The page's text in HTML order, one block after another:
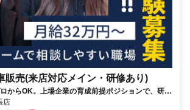
販売(来店対応メイン・研修あり)
からOK。上場企業の育成前提ポジションで、研修
から学べます。
店